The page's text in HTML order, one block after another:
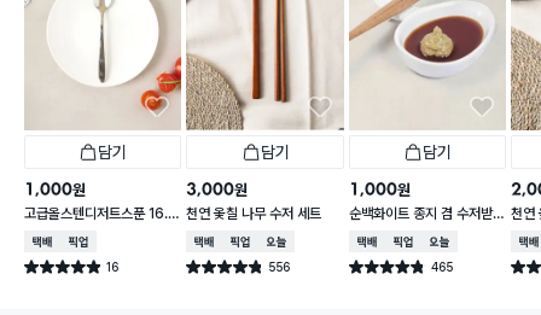
담기
1,000원
고급올스텐디저트스푼 16.5
cm
택배배송매장픽업
별점 4.9점 16
건 작성
담기
3,000원
천연 옻칠 나무 수저 세트
택배배송매장픽업오늘배송
별점 4.8점 556
건 작성
담기
1,000원
순백화이트 종지 겸 수저받
침
택배배송매장픽업오늘배송
별점 4.8점 465
건 작성
천연
택배
별점